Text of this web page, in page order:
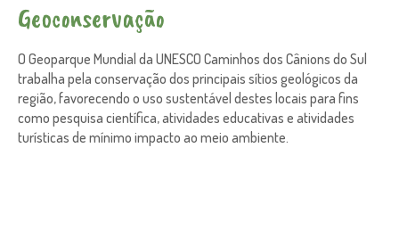
Geoconservação
O Geoparque Mundial da UNESCO Caminhos dos Cânions do Sul
trabalha pela conservação dos principais sítios geológicos da
região, favorecendo o uso sustentável destes locais para fins
como pesquisa científica, atividades educativas e atividades
turísticas de mínimo impacto ao meio ambiente.